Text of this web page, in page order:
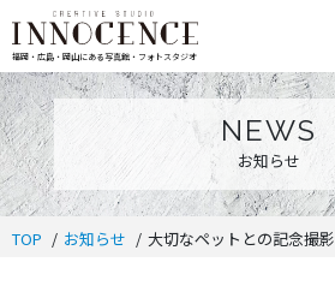
福岡・広島・岡山にある写真館・フォトスタジオ
NEWS
お知らせ
TOP お知らせ 大切なペットとの記念撮影